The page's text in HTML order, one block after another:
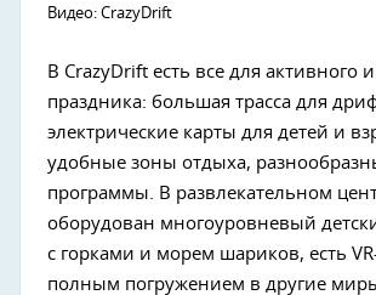
Видео: CrazyDrift
В CrazyDrift есть все для активного
праздника: большая трасса для
электрические карты для детей и
удобные зоны отдыха,
программы. В развлекательном
оборудован многоуровневый
с горками и морем шариков, есть
полным погружением в другие